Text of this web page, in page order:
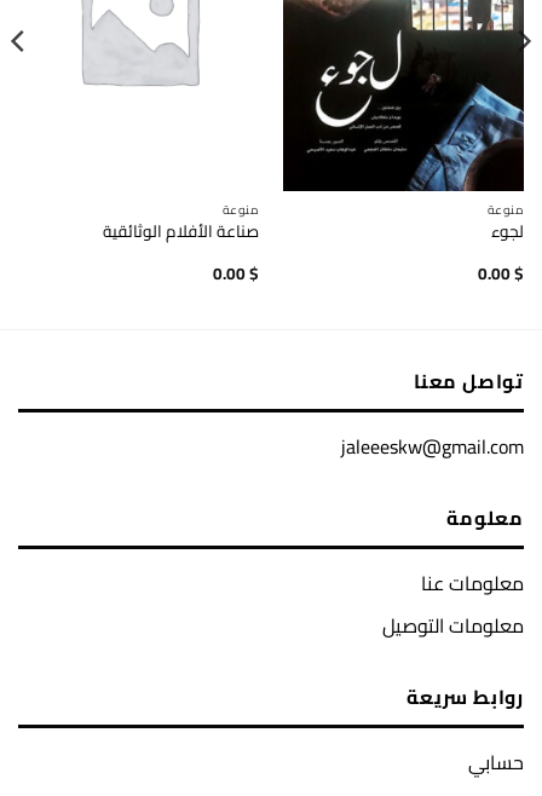
منوعة
لجوء
0.00$
منوعة
صناعة الأفلام الوثائقية
0.00$
تواصل معنا
jaleeeskw@gmail.com
معلومة
معلومات عنا
معلومات التوصيل
روابط سريعة
حسابي